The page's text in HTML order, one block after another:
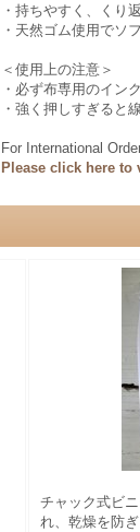
・持ちやすく、くり
・天然ゴム使用でソ
＜使用上の注意＞
・必ず布専用のイン
・強く押しすぎると
For International
Please click here to
チャック式ビ
れ、乾燥を防ぎ